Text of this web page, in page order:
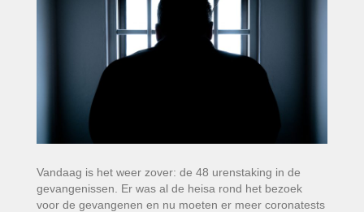
Vandaag is het weer zover: de 48 urenstaking in de
gevangenissen. Er was al de heisa rond het bezoek
voor de gevangenen en nu moeten er meer coronatests